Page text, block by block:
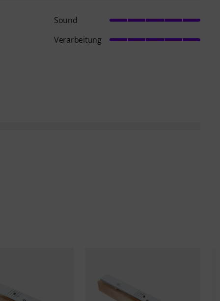
Sound
Verarbeitung